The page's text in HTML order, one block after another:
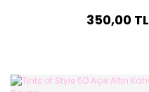
350,00 TL